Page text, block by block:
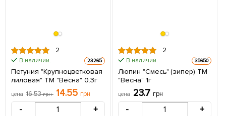
2
В наличии. 23265
Петуния "Крупноцветковая
лиловая" ТМ "Весна" 0.3г
цена 16.53грн 14.55 грн
- +
2
В наличии. 35650
Люпин "Смесь" (зипер) ТМ
"Весна" 1г
цена 23.7 грн
- +